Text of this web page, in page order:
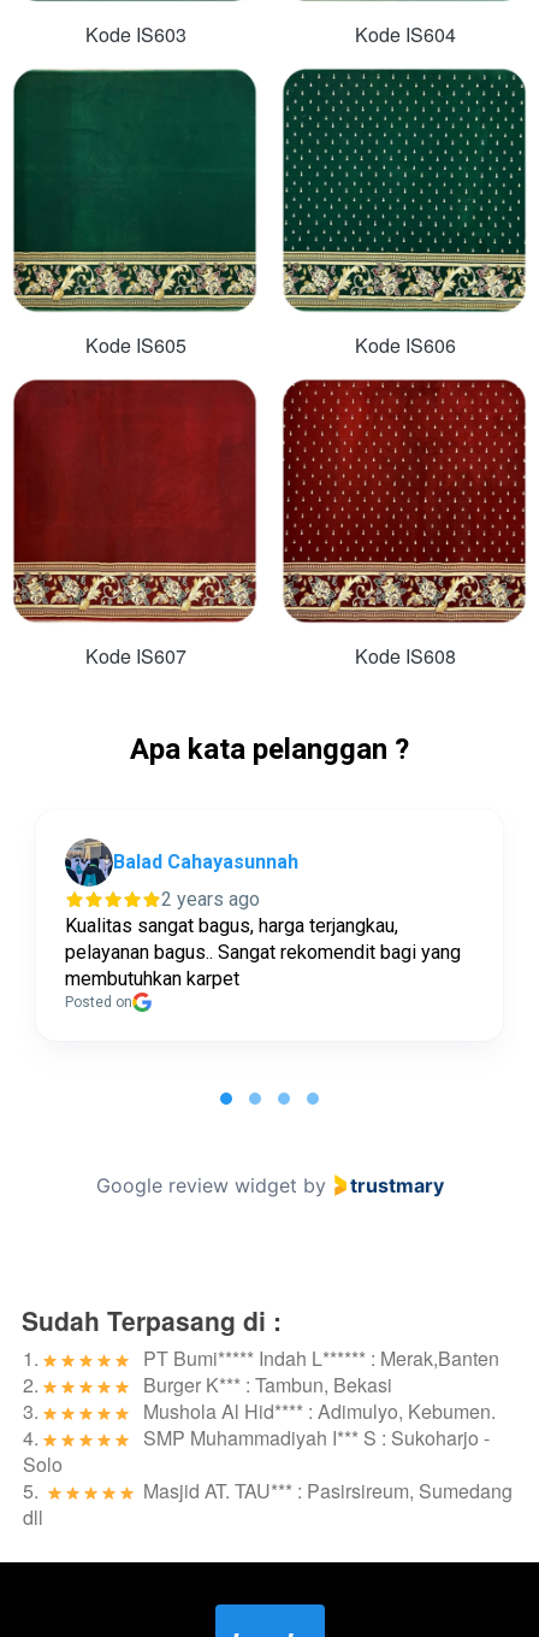
Kode IS603 Kode IS604
Kode IS605 Kode IS606
Kode IS607 Kode IS608
Apa kata pelanggan ?
Balad Cahayasunnah
2 years ago
Kualitas sangat bagus, harga terjangkau,
pelayanan bagus.. Sangat rekomendit bagi yang
membutuhkan karpet
Posted on
Google review widget by trustmary
Sudah Terpasang di :
1.
PT Bumi***** Indah L****** : Merak,Banten
2.
Burger K*** : Tambun, Bekasi
3.
Mushola Al Hid**** : Adimulyo, Kebumen.
4.
SMP Muhammadiyah I*** S : Sukoharjo -
Solo
5.
Masjid AT. TAU*** : Pasirsireum, Sumedang
dll